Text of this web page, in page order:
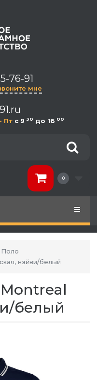
76-91
мне
- Пт c 9 30 до 16 00
0
Поло
нэйви/белый
белый